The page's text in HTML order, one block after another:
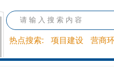
热点搜索: 项目建设 营商